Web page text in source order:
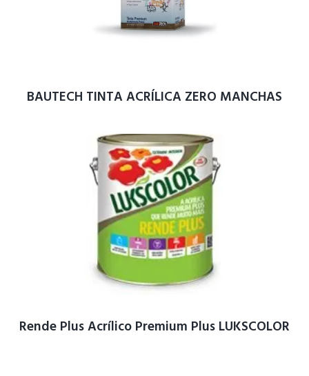
BAUTECH TINTA ACRÍLICA ZERO MANCHAS
Rende Plus Acrílico Premium Plus LUKSCOLOR